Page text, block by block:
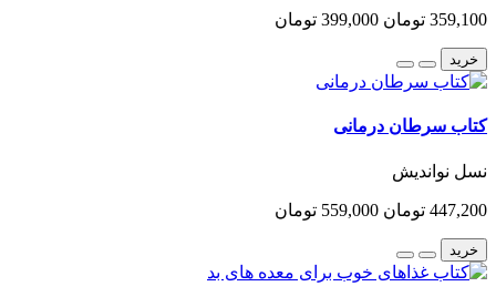
359,100 تومان 399,000 تومان
خرید
کتاب سرطان درمانی
نسل نواندیش
447,200 تومان 559,000 تومان
خرید